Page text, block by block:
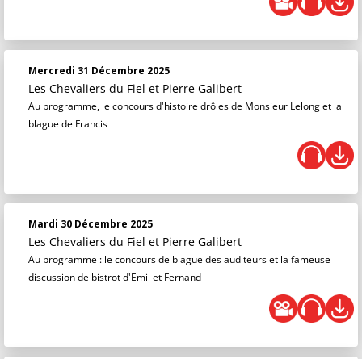
Mercredi 31 Décembre 2025
Les Chevaliers du Fiel et Pierre Galibert
Au programme, le concours d'histoire drôles de Monsieur Lelong et la
blague de Francis
Mardi 30 Décembre 2025
Les Chevaliers du Fiel et Pierre Galibert
Au programme : le concours de blague des auditeurs et la fameuse
discussion de bistrot d'Emil et Fernand